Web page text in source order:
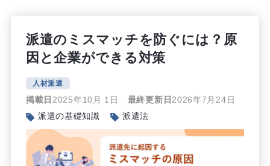
派遣のミスマッチを防ぐには？原
因と企業ができる対策
人材派遣
掲載日 2025年10月 1日 最終更新日 2026年7月24日
派遣の基礎知識
派遣法